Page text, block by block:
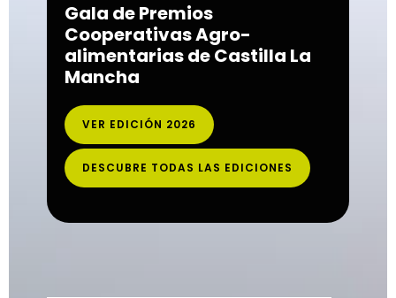
Gala de Premios
Cooperativas Agro-
alimentarias de Castilla La
Mancha
VER EDICIÓN 2026
DESCUBRE TODAS LAS EDICIONES